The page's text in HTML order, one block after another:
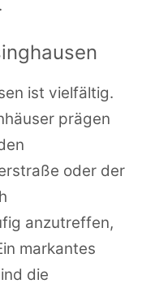
ist vielfältig.
prägen
oder der
anzutreffen,
markantes
die